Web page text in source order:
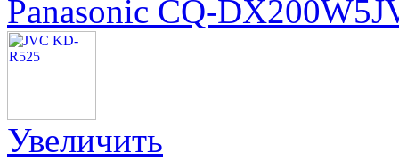
Panasonic CQ-DX200W5
Увеличить